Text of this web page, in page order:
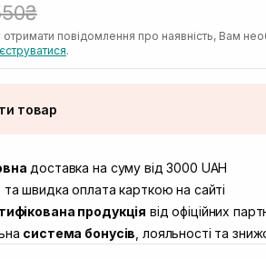
повідомлення про наявність, Вам
.
товар
м. Луцьк, вул. Винниченка 4
м. Львів, вул. Академіка Підстригача, 1В
м. Львів, вул. Івана Франка 36
м. Львів, вул. Степана Бандери 45
доставка на суму від 3000 UAH
та швидка оплата карткою на сайті
продукція від офіційних
система бонусів , лояльності та